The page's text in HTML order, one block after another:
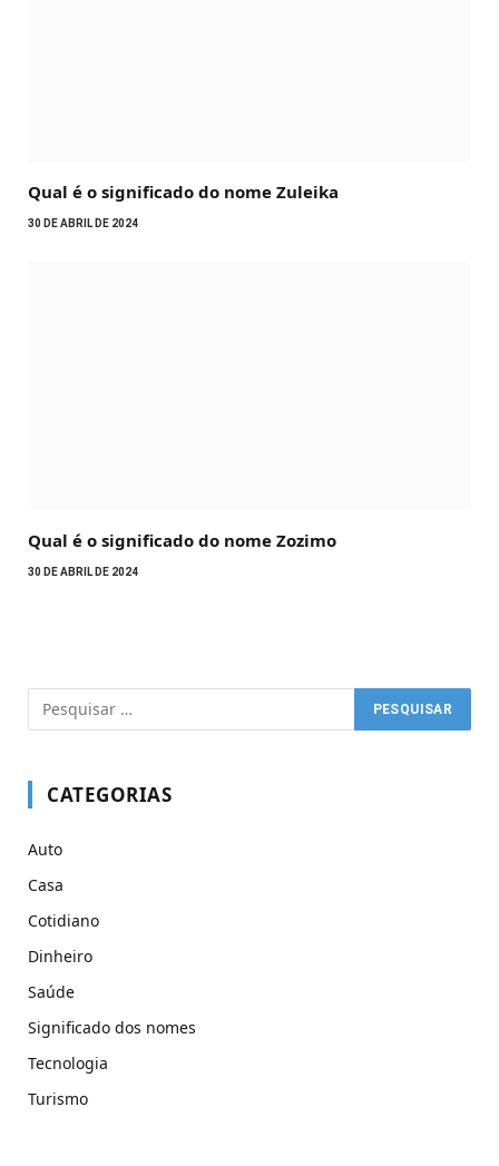
Qual é o significado do nome Zuleika
30 DE ABRIL DE 2024
Qual é o significado do nome Zozimo
30 DE ABRIL DE 2024
CATEGORIAS
Auto
Casa
Cotidiano
Dinheiro
Saúde
Significado dos nomes
Tecnologia
Turismo